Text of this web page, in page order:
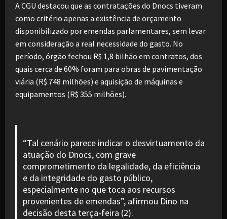
A CGU destacou que as contratações do Dnocs tiveram
como critério apenas a existência de orçamento
disponibilizado por emendas parlamentares, sem levar
em consideração a real necessidade do gasto. No
período, órgão fechou R$ 1,8 bilhão em contratos, dos
quais cerca de 60% foram para obras de pavimentação
viária (R$ 748 milhões) e aquisição de máquinas e
equipamentos (R$ 355 milhões).
“Tal cenário parece indicar o desvirtuamento da
atuação do Dnocs, com grave
comprometimento da legalidade, da eficiência
e da integridade do gasto público,
especialmente no que toca aos recursos
provenientes de emendas”, afirmou Dino na
decisão desta terça-feira (2).